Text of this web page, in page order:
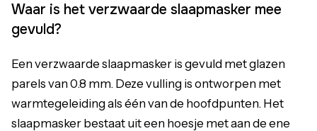
Waar is het verzwaarde slaapmasker mee
gevuld?
Een verzwaarde slaapmasker is gevuld met glazen
parels van 0.8 mm. Deze vulling is ontworpen met
warmtegeleiding als één van de hoofdpunten. Het
slaapmasker bestaat uit een hoesje met aan de ene